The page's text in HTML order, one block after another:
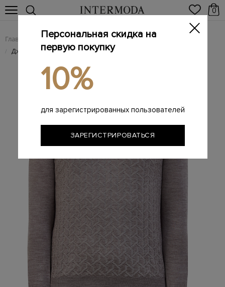
0
Главная Мужчинам / Одежда / Поло
/ Джемпер-поло с вязаным узором и застежкой на молнию
Персональная скидка на
первую покупку
10%
для зарегистрированных пользователей
ЗАРЕГИСТРИРОВАТЬСЯ